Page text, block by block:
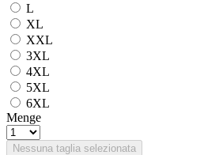
L
XL
XXL
3XL
4XL
5XL
6XL
Menge
Nessuna taglia selezionata